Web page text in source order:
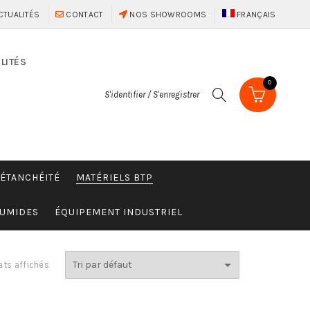
CONTACT NOS SHOWROOMS FRANÇAIS
S'identifier / S'enregistrer
0
MATÉRIELS BTP
ÉQUIPEMENT INDUSTRIEL
affichés